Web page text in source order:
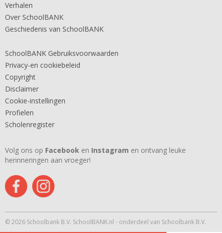
Verhalen
Over SchoolBANK
Geschiedenis van SchoolBANK
SchoolBANK Gebruiksvoorwaarden
Privacy-en cookiebeleid
Copyright
Disclaimer
Cookie-instellingen
Profielen
Scholenregister
Volg ons op Facebook en Instagram en ontvang leuke
herinneringen aan vroeger!
© 2026 Schoolbank B.V. SchoolBANK.nl - onderdeel van Schoolbank B.V.